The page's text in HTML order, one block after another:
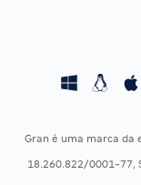
Concursos Fiscais
Gran é uma marca da
18.260.822/0001-77,